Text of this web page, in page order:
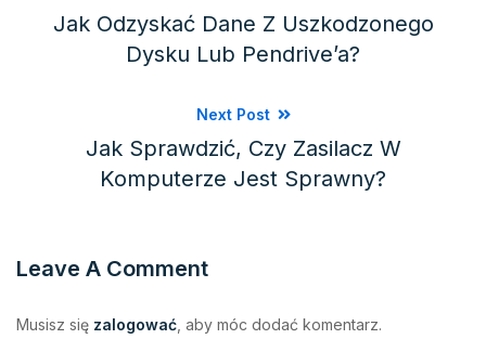
Jak Odzyskać Dane Z Uszkodzonego
Dysku Lub Pendrive’a?
Next Post
Jak Sprawdzić, Czy Zasilacz W
Komputerze Jest Sprawny?
Leave A Comment
Musisz się zalogować , aby móc dodać komentarz.